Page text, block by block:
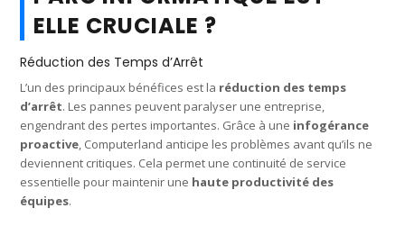
ELLE CRUCIALE ?
Réduction des Temps d’Arrêt
L’un des principaux bénéfices est la réduction des temps
d’arrêt. Les pannes peuvent paralyser une entreprise,
engendrant des pertes importantes. Grâce à une infogérance
proactive, Computerland anticipe les problèmes avant qu’ils ne
deviennent critiques. Cela permet une continuité de service
essentielle pour maintenir une haute productivité des
équipes.